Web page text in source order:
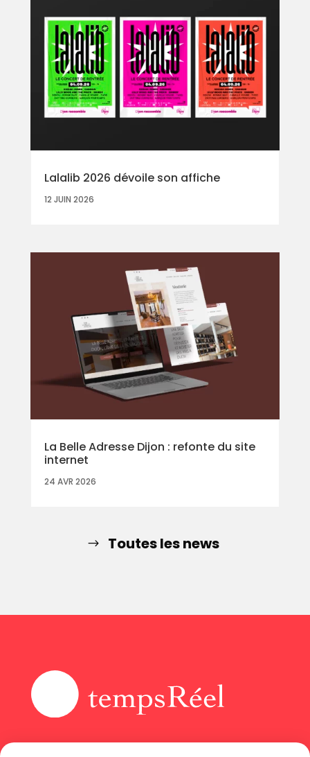
Lalalib 2026 dévoile son affiche
12 JUIN 2026
La Belle Adresse Dijon : refonte du site
internet
24 AVR 2026
Toutes les news
Accueil
Instagram